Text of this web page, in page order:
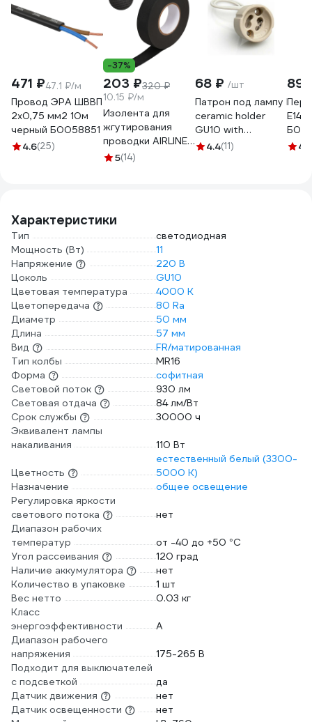
471 ₽47.1 ₽/м
Провод ЭРА ШВВП
2x0,75 мм2 10м
черный Б0058851
4.6(25)
-37%
203 ₽320 ₽
10.15 ₽/м
Изолента для
жгутирования
проводки AIRLINE
19 мм, 20 м,
5(14)
68 ₽ /шт
Патрон под лампу
ceramic holder
GU10 with
a024040
4.4(11)
89
E14-
4.9
Характеристики
Тип
светодиодная
Мощность (Вт)
11
Напряжение
220 В
Цоколь
GU10
Цветовая температура
4000 К
Цветопередача
80 Ra
Диаметр
50 мм
Длина
57 мм
Вид
FR/матированная
Тип колбы
MR16
Форма
софитная
Световой поток
930 лм
Световая отдача
84 лм/Вт
Срок службы
30000 ч
Эквивалент лампы
накаливания
110 Вт
Цветность
естественный белый (3300-
5000 К)
Назначение
общее освещение
Регулировка яркости
светового потока
нет
Диапазон рабочих
температур
от -40 до +50 °С
Угол рассеивания
120 град
Наличие аккумулятора
нет
Количество в упаковке
1 шт
Вес нетто
0.03 кг
Класс
энергоэффективности
A
Диапазон рабочего
напряжения
175-265 В
Подходит для выключателей
с подсветкой
да
Датчик движения
нет
Датчик освещенности
нет